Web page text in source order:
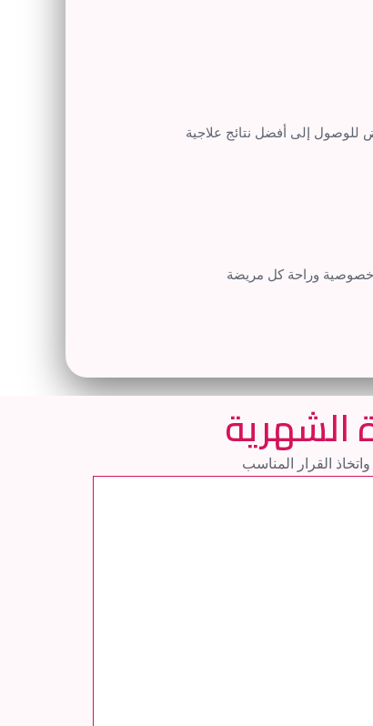
للوصول إلى أفضل نتائج علاجية
خصوصية وراحة كل مريضة
الشهرية
القرار المناسب